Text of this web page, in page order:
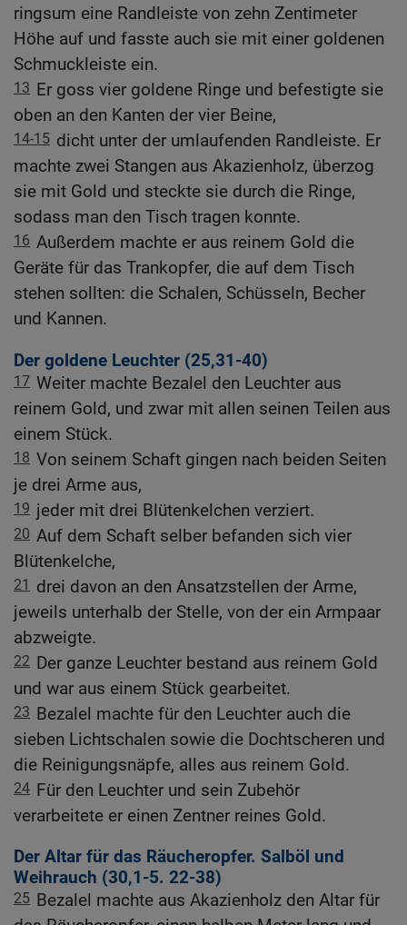
ringsum eine Randleiste von zehn Zentimeter
Höhe auf und fasste auch sie mit einer goldenen
Schmuckleiste ein.
13 Er goss vier goldene Ringe und befestigte sie
oben an den Kanten der vier Beine,
14-15 dicht unter der umlaufenden Randleiste. Er
machte zwei Stangen aus Akazienholz, überzog
sie mit Gold und steckte sie durch die Ringe,
sodass man den Tisch tragen konnte.
16 Außerdem machte er aus reinem Gold die
Geräte für das Trankopfer, die auf dem Tisch
stehen sollten: die Schalen, Schüsseln, Becher
und Kannen.
Der goldene Leuchter (25,31-40)
17 Weiter machte Bezalel den Leuchter aus
reinem Gold, und zwar mit allen seinen Teilen aus
einem Stück.
18 Von seinem Schaft gingen nach beiden Seiten
je drei Arme aus,
19 jeder mit drei Blütenkelchen verziert.
20 Auf dem Schaft selber befanden sich vier
Blütenkelche,
21 drei davon an den Ansatzstellen der Arme,
jeweils unterhalb der Stelle, von der ein Armpaar
abzweigte.
22 Der ganze Leuchter bestand aus reinem Gold
und war aus einem Stück gearbeitet.
23 Bezalel machte für den Leuchter auch die
sieben Lichtschalen sowie die Dochtscheren und
die Reinigungsnäpfe, alles aus reinem Gold.
24 Für den Leuchter und sein Zubehör
verarbeitete er einen Zentner reines Gold.
Der Altar für das Räucheropfer. Salböl und
Weihrauch (30,1-5. 22-38)
25 Bezalel machte aus Akazienholz den Altar für